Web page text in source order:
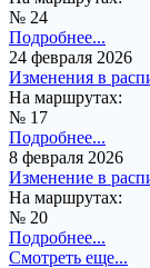
№ 24
Подробнее...
24 февраля 2026
Изменения в
На маршрутах:
№ 17
Подробнее...
8 февраля 2026
Изменение в
На маршрутах:
№ 20
Подробнее...
Смотреть еще...